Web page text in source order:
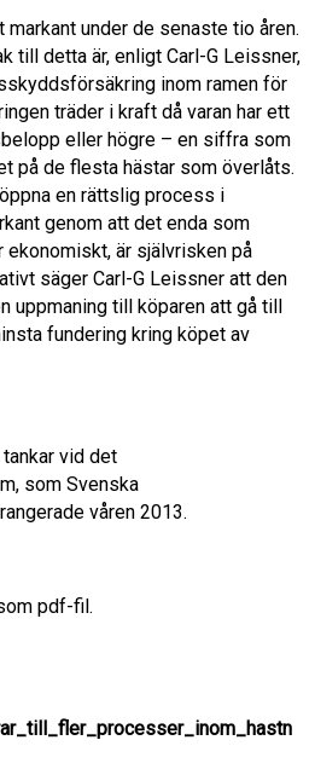
n
k
e
d
markant under de senaste tio åren.
till detta är, enligt Carl-G Leissner,
inom ramen för
träder i kraft då varan har ett
eller högre – en siffra som
på de flesta hästar som överlåts.
en rättslig process i
genom att det enda som
är självrisken på
säger Carl-G Leissner att den
uppmaning till köparen att gå till
fundering kring köpet av
vid det
som Svenska
våren 2013.
pdf-fil.